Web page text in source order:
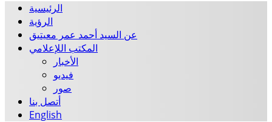
الرئيسية
الرؤية
عن السيد أحمد عمر معيتيق
المكتب اللإعلامي
الأخبار
فيديو
صور
أتصل بنا
English